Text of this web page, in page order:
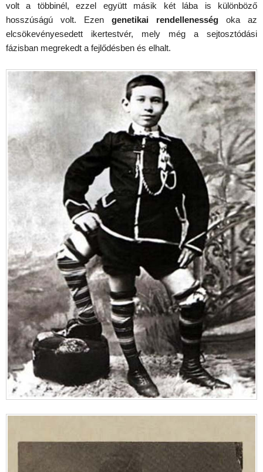
volt a többinél, ezzel együtt másik két lába is különböző
hosszúságú volt. Ezen genetikai rendellenesség oka az
elcsökevényesedett ikertestvér, mely még a sejtosztódási
fázisban megrekedt a fejlődésben és elhalt.